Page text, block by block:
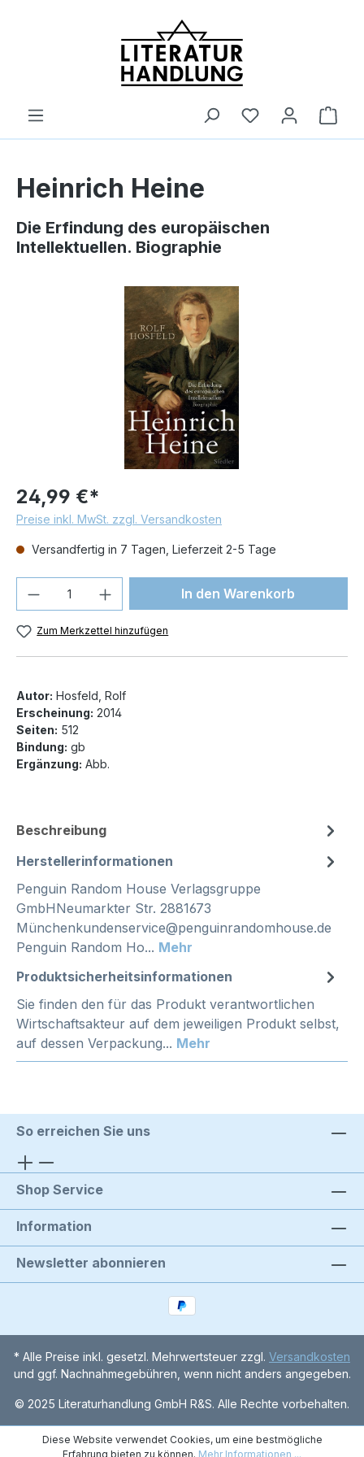
Heinrich Heine
Die Erfindung des europäischen
Intellektuellen. Biographie
Bildergalerie überspringen
24,99 €*
Preise inkl. MwSt. zzgl. Versandkosten
Versandfertig in 7 Tagen, Lieferzeit 2-5 Tage
Produkt Anzahl: Gib denIn den Warenkorb
Zum Merkzettel hinzufügen
Autor: Hosfeld, Rolf
Erscheinung: 2014
Seiten: 512
Bindung: gb
Ergänzung: Abb.
Beschreibung
Herstellerinformationen
Penguin Random House Verlagsgruppe
GmbHNeumarkter Str. 2881673
Münchenkundenservice@penguinrandomhouse.de
Penguin Random Ho... Mehr
Produktsicherheitsinformationen
Sie finden den für das Produkt verantwortlichen
Wirtschaftsakteur auf dem jeweiligen Produkt selbst,
auf dessen Verpackung... Mehr
So erreichen Sie uns
Shop Service
Information
Newsletter abonnieren
* Alle Preise inkl. gesetzl. Mehrwertsteuer zzgl. Versandkosten
und ggf. Nachnahmegebühren, wenn nicht anders angegeben.
© 2025 Literaturhandlung GmbH R&S. Alle Rechte vorbehalten.
Diese Website verwendet Cookies, um eine bestmögliche
Erfahrung bieten zu können. Mehr Informationen ...